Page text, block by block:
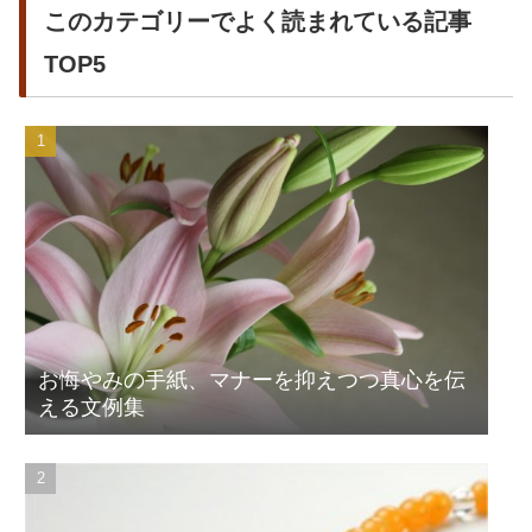
このカテゴリーでよく読まれている記事
TOP5
お悔やみの手紙、マナーを抑えつつ真心を伝
える文例集